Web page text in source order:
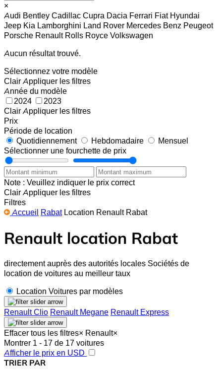
×
Audi Bentley Cadillac Cupra Dacia Ferrari Fiat Hyundai
Jeep Kia Lamborghini Land Rover Mercedes Benz Peugeot
Porsche Renault Rolls Royce Volkswagen
Aucun résultat trouvé.
Sélectionnez votre modèle
Clair Appliquer les filtres
Année du modèle
2024
2023
Clair Appliquer les filtres
Prix
Période de location
Quotidiennement
Hebdomadaire
Mensuel
Sélectionner une fourchette de prix
Note : Veuillez indiquer le prix correct
Clair Appliquer les filtres
Filtres
Accueil Rabat Location Renault Rabat
Renault location Rabat
directement auprès des autorités locales Sociétés de
location de voitures au meilleur taux
Location Voitures par modèles
Renault Clio Renault Megane Renault Express
Effacer tous les filtres× Renault×
Montrer 1 - 17 de 17 voitures
Afficher le prix en USD
TRIER PAR